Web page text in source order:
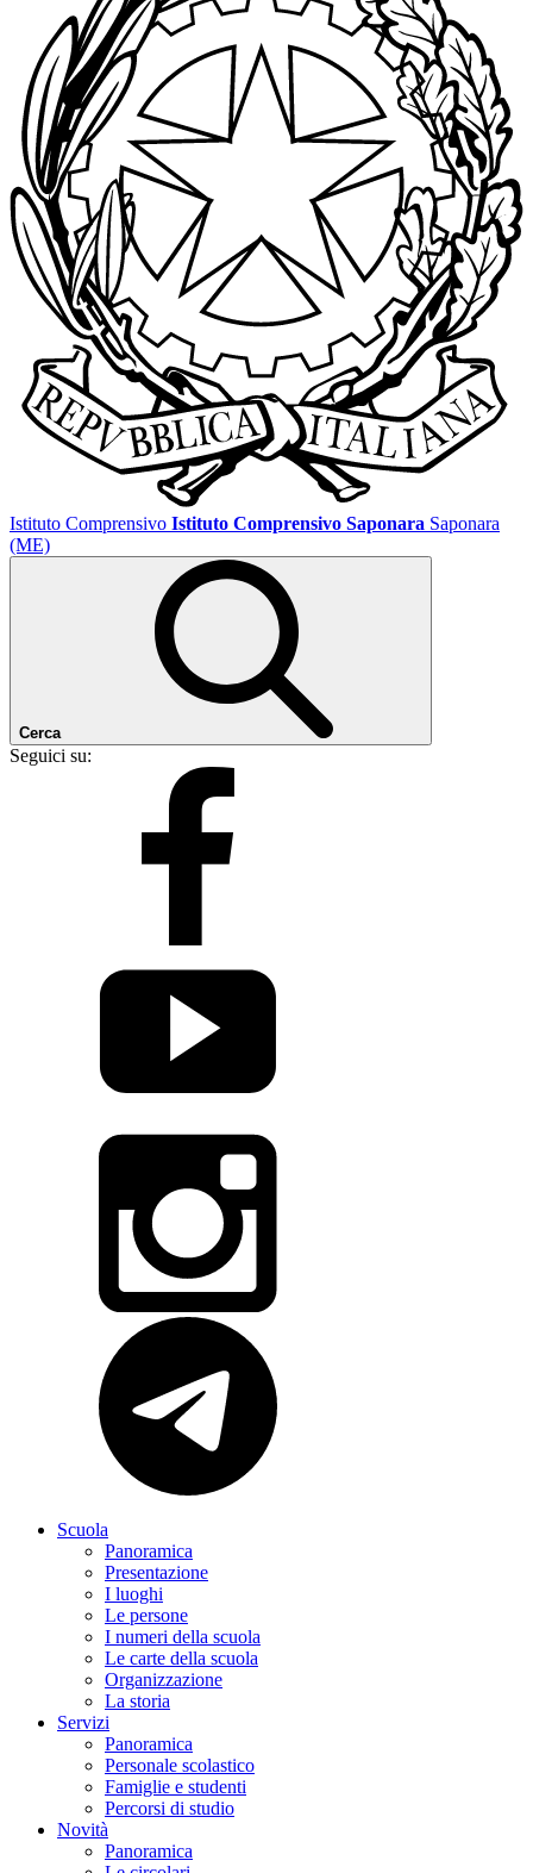
Istituto Comprensivo Istituto Comprensivo Saponara Saponara
(ME)
Cerca
Seguici su:
Scuola
Panoramica
Presentazione
I luoghi
Le persone
I numeri della scuola
Le carte della scuola
Organizzazione
La storia
Servizi
Panoramica
Personale scolastico
Famiglie e studenti
Percorsi di studio
Novità
Panoramica